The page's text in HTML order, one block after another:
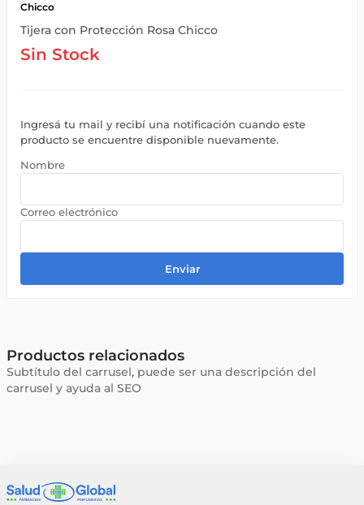
Chicco
Tijera con Protección Rosa Chicco
Sin Stock
Ingresá tu mail y recibí una notificación cuando este
producto se encuentre disponible nuevamente.
Enviar
Productos relacionados
Subtítulo del carrusel, puede ser una descripción del
carrusel y ayuda al SEO